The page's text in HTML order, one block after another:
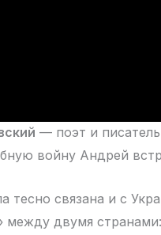
— поэт и
войну Андрей
тесно связана и с
между двумя